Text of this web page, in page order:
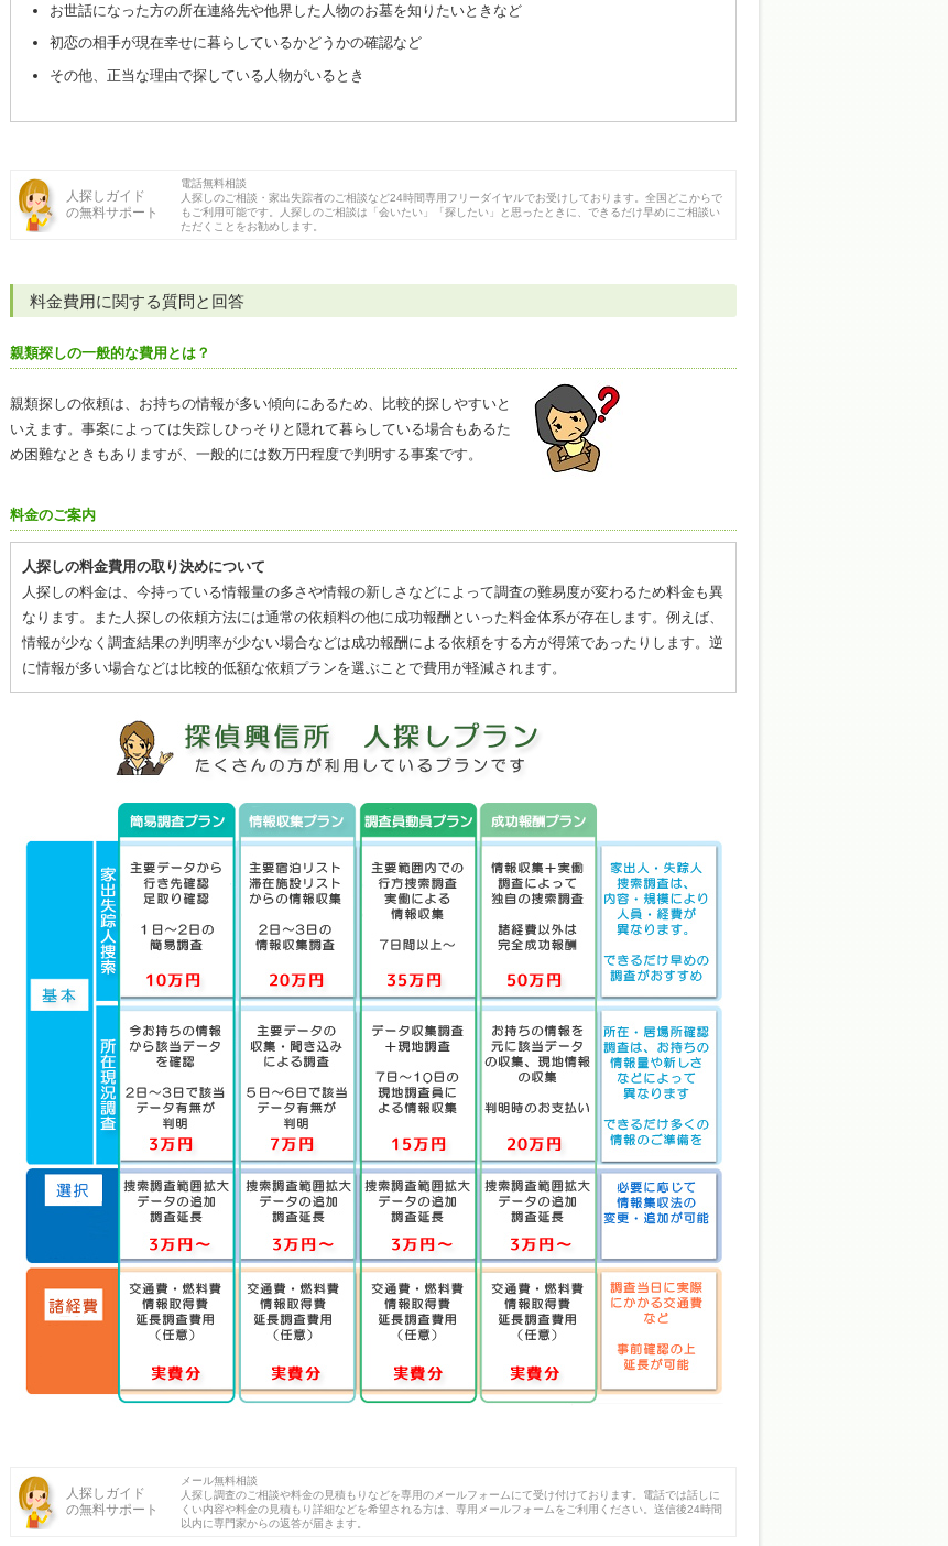
お世話になった方の所在連絡先や他界した人物のお墓を知りたいときなど
初恋の相手が現在幸せに暮らしているかどうかの確認など
その他、正当な理由で探している人物がいるとき
人探しガイド
の無料サポート
電話無料相談
人探しのご相談・家出失踪者のご相談など24時間専用フリーダイヤルでお受けしております。全国どこからで
もご利用可能です。人探しのご相談は「会いたい」「探したい」と思ったときに、できるだけ早めにご相談い
ただくことをお勧めします。
料金費用に関する質問と回答
親類探しの一般的な費用とは？
親類探しの依頼は、お持ちの情報が多い傾向にあるため、比較的探しやすいと
いえます。事案によっては失踪しひっそりと隠れて暮らしている場合もあるた
め困難なときもありますが、一般的には数万円程度で判明する事案です。
料金のご案内
人探しの料金費用の取り決めについて
人探しの料金は、今持っている情報量の多さや情報の新しさなどによって調査の難易度が変わるため料金も異
なります。また人探しの依頼方法には通常の依頼料の他に成功報酬といった料金体系が存在します。例えば、
情報が少なく調査結果の判明率が少ない場合などは成功報酬による依頼をする方が得策であったりします。逆
に情報が多い場合などは比較的低額な依頼プランを選ぶことで費用が軽減されます。
人探しガイド
の無料サポート
メール無料相談
人探し調査のご相談や料金の見積もりなどを専用のメールフォームにて受け付けております。電話では話しに
くい内容や料金の見積もり詳細などを希望される方は、専用メールフォームをご利用ください。送信後24時間
以内に専門家からの返答が届きます。